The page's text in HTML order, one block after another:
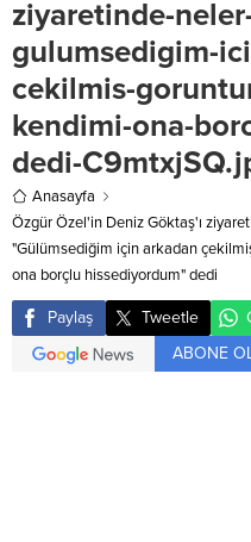
ziyaretinde-
gulumsedigim-
cekilmis-
kendimi-ona-
dedi-
Anasayfa
Özgür Özel'in Deniz Göktaş'ı
"Gülümsediğim için arkadan
ona borçlu hissediyordum" dedi
Paylaş Tweetle
ABONE